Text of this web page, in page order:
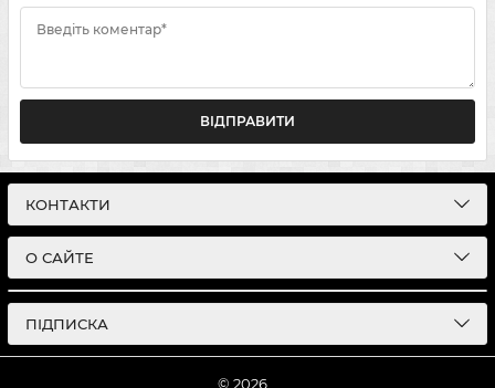
Введіть коментар*
ВІДПРАВИТИ
КОНТАКТИ
О САЙТЕ
ПІДПИСКА
© 2026